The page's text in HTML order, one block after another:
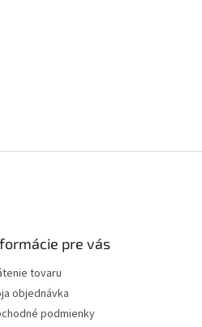
pre vás
tovaru
objednávka
podmienky